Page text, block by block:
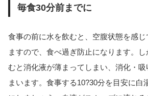
毎食30分前までに
食事の前に水を飲むと、空腹状態を感じ
ますので、食べ過ぎ防止になります。
むと消化液が薄まってしまい、消化・
まいます。食事する10?30分を目安に白